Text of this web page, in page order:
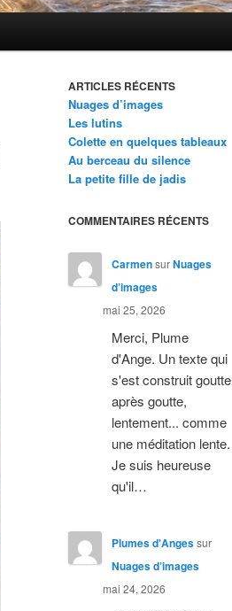
ARTICLES RÉCENTS
Nuages d’images
Les lutins
Colette en quelques tableaux
Au berceau du silence
La petite fille de jadis
COMMENTAIRES RÉCENTS
CarmensurNuages
d’images
mai 25, 2026
Merci, Plume
d'Ange. Un texte qui
s'est construit goutte
après goutte,
lentement... comme
une méditation lente.
Je suis heureuse
qu'il…
Plumes d'Angessur
Nuages d’images
mai 24, 2026